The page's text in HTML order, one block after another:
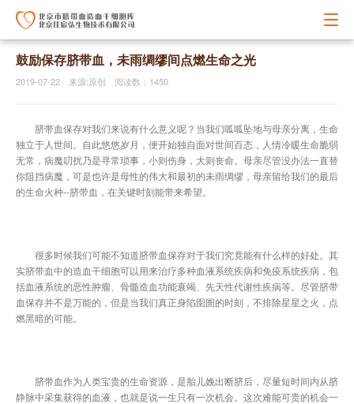
鼓励保存脐带血，未雨绸缪间点燃生命之光
2019-07-22 来源:原创 阅读数：1450
脐带血保存对我们来说有什么意义呢？当我们呱呱坠地与母亲分离，生命
独立于人世间。自此悠悠岁月，便开始独自面对世间百态，人情冷暖生命脆弱
无常，病魔叨扰乃是寻常琐事，小则伤身，大则丧命。母亲尽管没办法一直替
你阻挡病魔，可是也许是母性的伟大和最初的未雨绸缪，母亲留给我们的最后
的生命火种--脐带血，在关键时刻能带来希望。
很多时候我们可能不知道脐带血保存对于我们究竟能有什么样的好处。其
实脐带血中的造血干细胞可以用来治疗多种血液系统疾病和免疫系统疾病，包
括血液系统的恶性肿瘤、骨髓造血功能衰竭、先天性代谢性疾病等。尽管脐带
血保存并不是万能的，但是当我们真正身陷囹圄的时刻，不排除星星之火，点
燃黑暗的可能。
脐带血作为人类宝贵的生命资源，是胎儿娩出断脐后，尽量短时间内从脐
静脉中采集获得的血液，也就是说一生只有一次机会。这次难能可贵的机会一